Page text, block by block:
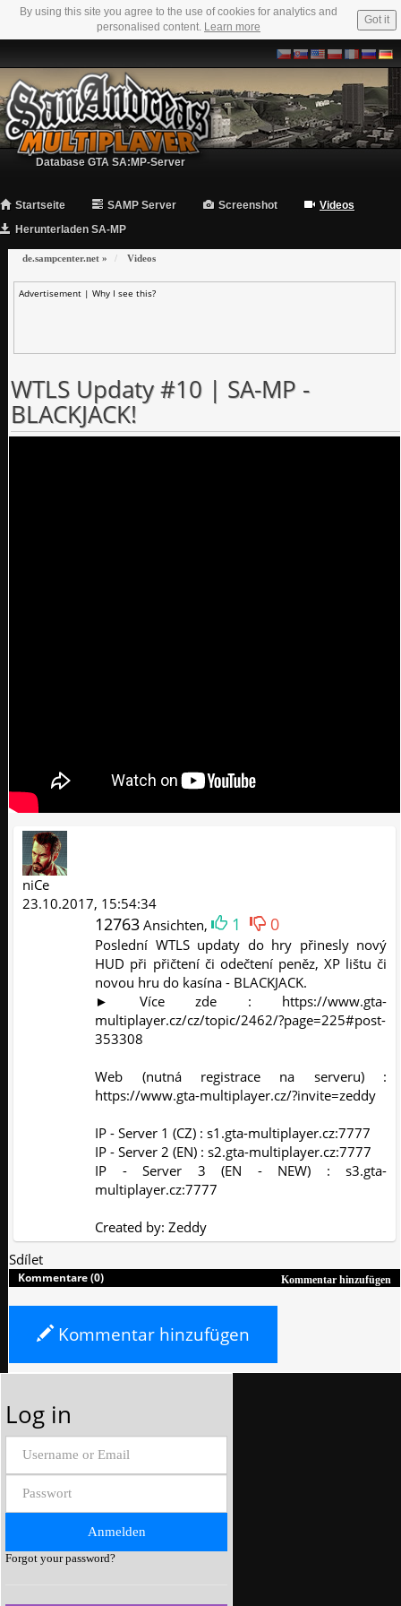
By using this site you agree to the use of cookies for analytics and
personalised content. Learn more
Got it
Database GTA SA:MP-Server
Startseite SAMP Server Screenshot
Videos
Herunterladen SA-MP
de.sampcenter.net » Videos
Advertisement | Why I see this?
WTLS Updaty #10 | SA-MP -
BLACKJACK!
niCe
23.10.2017, 15:54:34
12763 Ansichten, 1 0
Poslední WTLS updaty do hry přinesly nový
HUD při přičtení či odečtení peněz, XP lištu či
novou hru do kasína - BLACKJACK.
► Více zde : https://www.gta-
multiplayer.cz/cz/topic/2462/?page=225#post-
353308
Web (nutná registrace na serveru) :
https://www.gta-multiplayer.cz/?invite=zeddy
IP - Server 1 (CZ) : s1.gta-multiplayer.cz:7777
IP - Server 2 (EN) : s2.gta-multiplayer.cz:7777
IP - Server 3 (EN - NEW) : s3.gta-
multiplayer.cz:7777
Created by: Zeddy
Sdílet
Kommentar hinzufügen
Kommentare (0)
Kommentar hinzufügen
Log in
Forgot your password?